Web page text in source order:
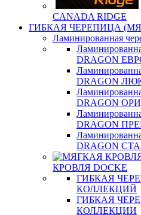
CANADA RIDGE
ГИБКАЯ ЧЕРЕПИЦА
Ламинированная
DRAGON
DRAGON
DRAGON
DRAGON
DRAGON
КРОВЛЯ DOCKE
ГИБКАЯ
КОЛЛЕКЦИЙ
ГИБКАЯ
КОЛЛЕКЦИИ